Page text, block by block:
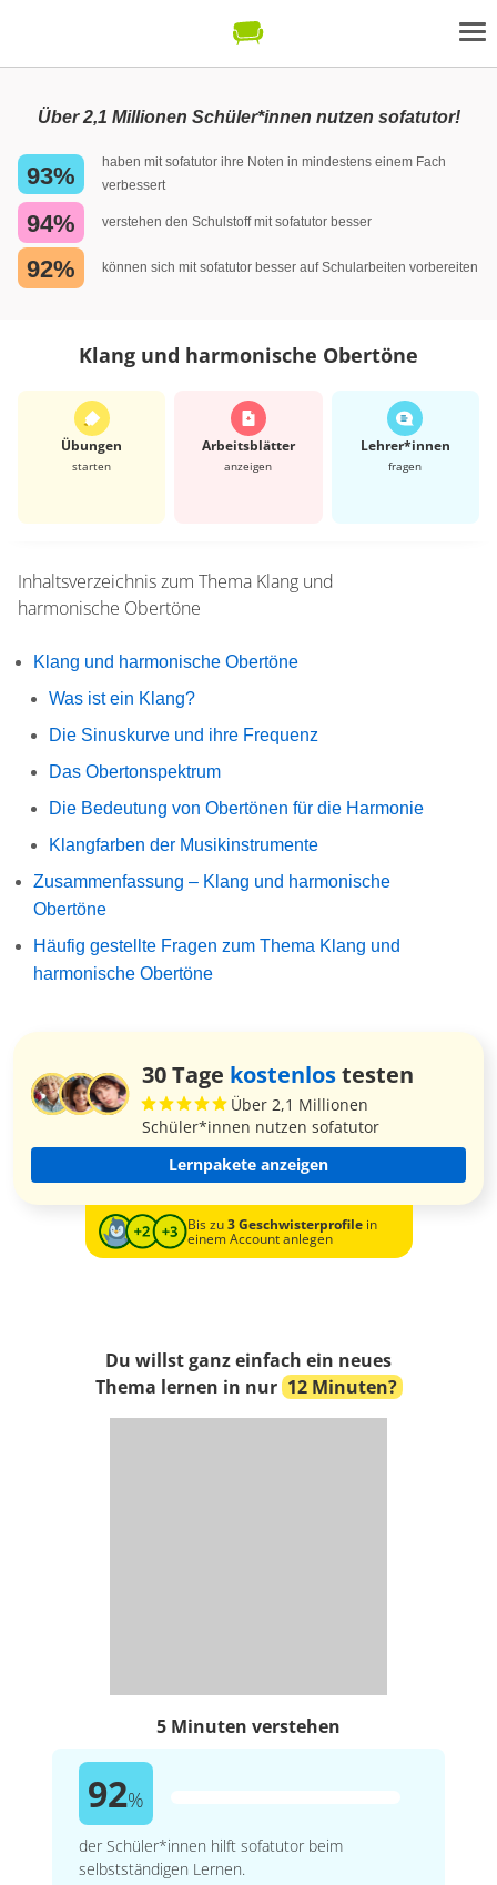
Über 2,1 Millionen Schüler*innen nutzen sofatutor!
93%
haben mit sofatutor ihre Noten in mindestens einem Fach
verbessert
94% verstehen den Schulstoff mit sofatutor besser
92% können sich mit sofatutor besser auf Schularbeiten vorbereiten
Klang und harmonische Obertöne
Übungen
starten
Arbeits­blätter
anzeigen
Lehrer*​innen
fragen
Inhaltsverzeichnis zum Thema Klang und
harmonische Obertöne
Klang und harmonische Obertöne
Was ist ein Klang?
Die Sinuskurve und ihre Frequenz
Das Obertonspektrum
Die Bedeutung von Obertönen für die Harmonie
Klangfarben der Musikinstrumente
Zusammenfassung – Klang und harmonische
Obertöne
Häufig gestellte Fragen zum Thema Klang und
harmonische Obertöne
30 Tage kostenlostesten
Über 2,1 Millionen
Schüler*innen nutzen sofatutor
Lernpakete anzeigen
Bis zu3 Geschwisterprofilein
einem Account anlegen
Du willst ganz einfach ein neues
Thema lernen in nur 12 Minuten?
5 Minuten verstehen
92%
der Schüler*innen hilft sofatutor beim
selbstständigen Lernen.